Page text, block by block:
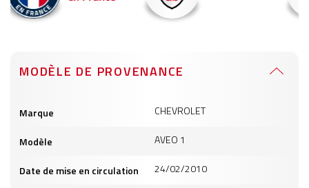
pour être livré demain !
MODÈLE DE PROVENANCE
produits
Marque CHEVROLET
Modèle AVEO 1
Date de mise en circulation 24/02/2010